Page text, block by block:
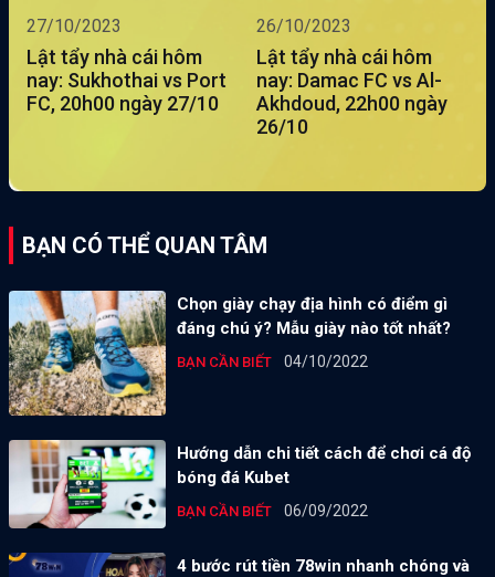
27/10/2023
Lật tẩy nhà cái hôm
nay: Sukhothai vs Port
FC, 20h00 ngày 27/10
26/10/2023
Lật tẩy nhà cái hôm
nay: Damac FC vs Al-
Akhdoud, 22h00 ngày
26/10
BẠN CÓ THỂ QUAN TÂM
Chọn giày chạy địa hình có điểm gì
đáng chú ý? Mẫu giày nào tốt nhất?
BẠN CẦN BIẾT 04/10/2022
Hướng dẫn chi tiết cách để chơi cá độ
bóng đá Kubet
BẠN CẦN BIẾT 06/09/2022
4 bước rút tiền 78win nhanh chóng và